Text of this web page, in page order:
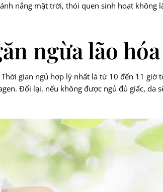
nắng mặt trời, thói quen sinh hoạt
ngừa lão
gian ngủ hợp lý nhất là từ 10 đến 11
Đổi lại, nếu không được ngủ đủ giấc, da